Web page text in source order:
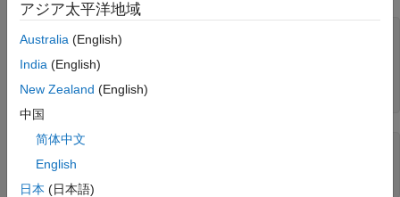
% Specify new cache size value
cdflib.setStageCacheSize(cdfId, 200)
size = cdflib.getStageCacheSize(cdfId)
size =
アジア太平洋地域
Australia (English)
India (English)
New Zealand (English)
中国
简体中文
English
日本 (日本語)